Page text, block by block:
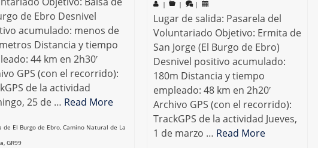
de Ebro Desnivel
acumulado: menos de
Distancia y tiempo
44 km en 2h30′
GPS (con el recorrido):
de la actividad
25 de … Read More
de El Burgo de Ebro, Camino Natural de La
, GR99
| | |
Lugar de salida: Pasarela del
Voluntariado Objetivo: Ermita de
San Jorge (El Burgo de Ebro)
Desnivel positivo acumulado:
180m Distancia y tiempo
empleado: 48 km en 2h20′
Archivo GPS (con el recorrido):
TrackGPS de la actividad Jueves,
1 de marzo … Read More